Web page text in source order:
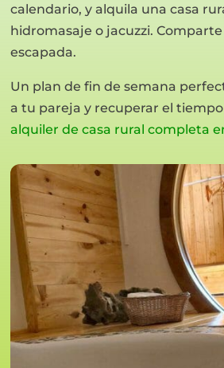
calendario, y alquila una casa
hidromasaje o jacuzzi.
escapada.
Un plan de fin de semana
a tu pareja y recuperar el
alquiler de casa rural completa